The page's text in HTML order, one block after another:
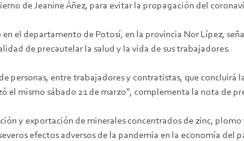
de Jeanine Áñez, para evitar la propagación del
el departamento de Potosí, en la provincia Nor Lípez,
de precautelar la salud y la vida de sus trabajadores.
personas, entre trabajadores y contratistas, que concluirá
el mismo sábado 21 de marzo”, complementa la nota de
y exportación de minerales concentrados de zinc,
efectos adversos de la pandemia en la economía